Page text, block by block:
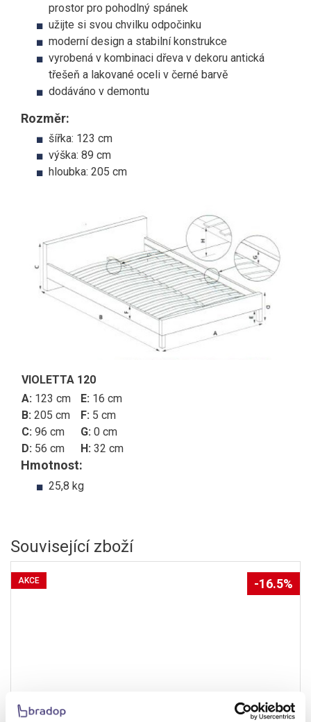
prostor pro pohodlný spánek
užijte si svou chvilku odpočinku
moderní design a stabilní konstrukce
vyrobená v kombinaci dřeva v dekoru antická
třešeň a lakované oceli v černé barvě
dodáváno v demontu
Rozměr:
šířka: 123 cm
výška: 89 cm
hloubka: 205 cm
VIOLETTA 120
A: 123 cm
B: 205 cm
C: 96 cm
D: 56 cm
E: 16 cm
F: 5 cm
G: 0 cm
H: 32 cm
Hmotnost:
25,8 kg
Související zboží
AKCE -16.5%